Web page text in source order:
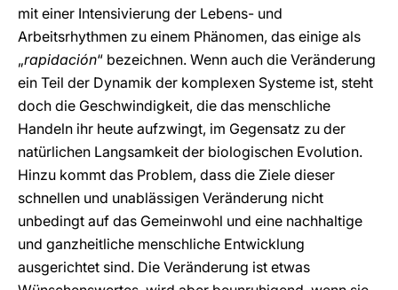
mit einer Intensivierung der Lebens- und
Arbeitsrhythmen zu einem Phänomen, das einige als
„rapidación“ bezeichnen. Wenn auch die Veränderung
ein Teil der Dynamik der komplexen Systeme ist, steht
doch die Geschwindigkeit, die das menschliche
Handeln ihr heute aufzwingt, im Gegensatz zu der
natürlichen Langsamkeit der biologischen Evolution.
Hinzu kommt das Problem, dass die Ziele dieser
schnellen und unablässigen Veränderung nicht
unbedingt auf das Gemeinwohl und eine nachhaltige
und ganzheitliche menschliche Entwicklung
ausgerichtet sind. Die Veränderung ist etwas